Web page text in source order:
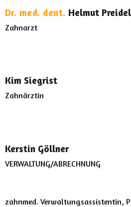
Dr. med. dent. Helmut Preidel
Zahnarzt
Kim Siegrist
Zahnärztin
Kerstin Göllner
VERWALTUNG/ABRECHNUNG
zahnmed. Verwaltungsassistentin,